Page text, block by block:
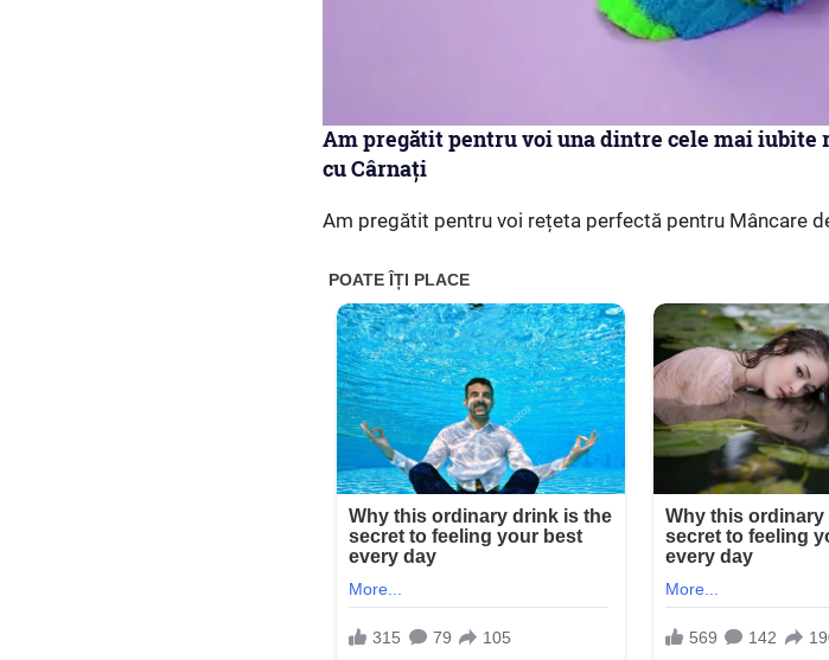
Am pregătit pentru voi una dintre cele mai iubite
cu Cârnați
Am pregătit pentru voi rețeta perfectă pentru Mâncare